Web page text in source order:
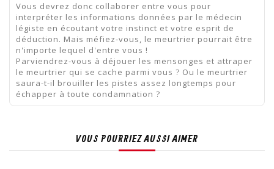
Vous devrez donc collaborer entre vous pour
interpréter les informations données par le médecin
légiste en écoutant votre instinct et votre esprit de
déduction. Mais méfiez-vous, le meurtrier pourrait être
n'importe lequel d'entre vous !
Parviendrez-vous à déjouer les mensonges et attraper
le meurtrier qui se cache parmi vous ? Ou le meurtrier
saura-t-il brouiller les pistes assez longtemps pour
échapper à toute condamnation ?
VOUS POURRIEZ AUSSI AIMER